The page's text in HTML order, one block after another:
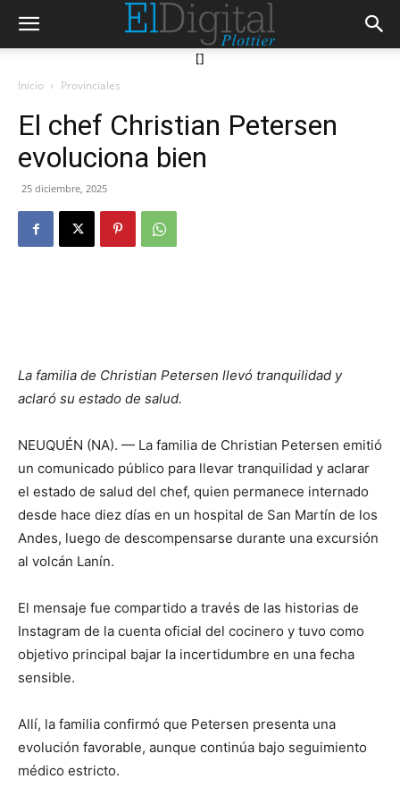
[]
Inicio Provinciales
El chef Christian Petersen
evoluciona bien
25 diciembre, 2025
La familia de Christian Petersen llevó tranquilidad y
aclaró su estado de salud.
NEUQUÉN (NA). — La familia de Christian Petersen emitió
un comunicado público para llevar tranquilidad y aclarar
el estado de salud del chef, quien permanece internado
desde hace diez días en un hospital de San Martín de los
Andes, luego de descompensarse durante una excursión
al volcán Lanín.
El mensaje fue compartido a través de las historias de
Instagram de la cuenta oficial del cocinero y tuvo como
objetivo principal bajar la incertidumbre en una fecha
sensible.
Allí, la familia confirmó que Petersen presenta una
evolución favorable, aunque continúa bajo seguimiento
médico estricto.